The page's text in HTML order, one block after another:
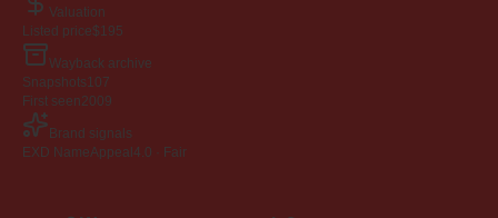
Valuation
Listed price$195
Wayback archive
Snapshots 107
First seen2009
Brand signals
EXD NameAppeal 4.0 · Fair